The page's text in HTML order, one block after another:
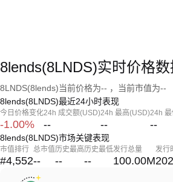
8lends(8LNDS)实时价格数
8LNDS(8lends)当前价格为-- ，当前市值为--
8lends(8LNDS)最近24小时表现
今日价格变化
-1.00%
24h 成交额(USD)
--
24h 最高(USD)
--
24h
--
8lends(8LNDS)市场关键表现
市值排行
#4,552
总市值
--
历史最高
--
历史最低
--
发行总量
100.00M
发行